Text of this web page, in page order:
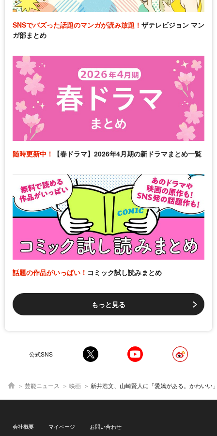
SNSでバズった話題のマンガが読み放題！ ザテレビジョン マン
ガ部まとめ
随時更新中！ 【春ドラマ】2026年4月期の新ドラマまとめ一覧
話題の作品がいっぱい！ コミック試し読みまとめ
もっと見る
公式SNS
芸能ニュース 映画 新井浩文、山崎賢人に「愛嬌がある。かわいい」とベタ惚
会社概要 マイページ お問い合わせ